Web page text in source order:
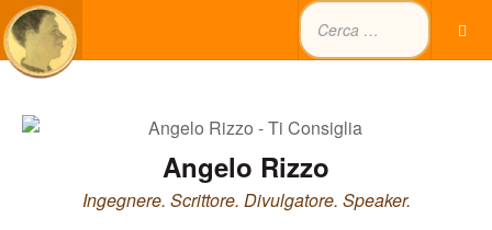
Angelo Rizzo
Ingegnere. Scrittore. Divulgatore. Speaker.